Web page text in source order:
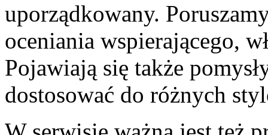
uporządkowany.
oceniania wspierającego,
Pojawiają się także
dostosować do różnych